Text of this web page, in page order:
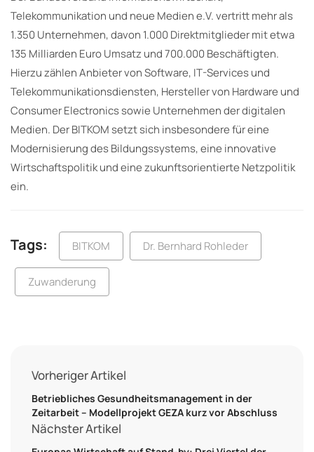
Telekommunikation und neue Medien e.V. vertritt mehr als
1.350 Unternehmen, davon 1.000 Direktmitglieder mit etwa
135 Milliarden Euro Umsatz und 700.000 Beschäftigten.
Hierzu zählen Anbieter von Software, IT-Services und
Telekommunikationsdiensten, Hersteller von Hardware und
Consumer Electronics sowie Unternehmen der digitalen
Medien. Der BITKOM setzt sich insbesondere für eine
Modernisierung des Bildungssystems, eine innovative
Wirtschaftspolitik und eine zukunftsorientierte Netzpolitik
ein.
Tags: BITKOM Dr. Bernhard Rohleder
Zuwanderung
Vorheriger Artikel
Betriebliches Gesundheitsmanagement in der
Zeitarbeit – Modellprojekt GEZA kurz vor Abschluss
Nächster Artikel